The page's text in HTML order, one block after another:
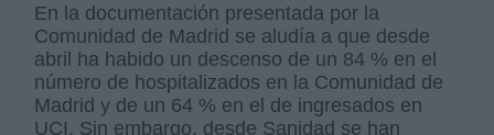
En la documentación presentada por la
Comunidad de Madrid se aludía a que desde
abril ha habido un descenso de un 84 % en el
número de hospitalizados en la Comunidad de
Madrid y de un 64 % en el de ingresados en
UCI. Sin embargo, desde Sanidad se han